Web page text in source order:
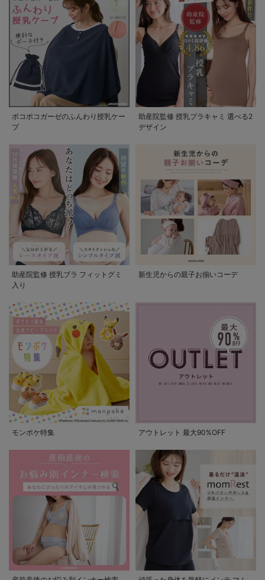
ポコポコガーゼのふんわり授乳ケー
プ
助産院監修 授乳ブラキャミ 選べる2
デザイン
助産院監修 授乳ブラ フィットグミ
入り
新生児からの親子お揃いコーデ
モンポケ特集 アウトレット 最大90%OFF